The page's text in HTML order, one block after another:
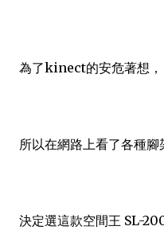
為了kinect的安危著想，
所以在網路上看了各種腳
決定選這款空間王 SL-